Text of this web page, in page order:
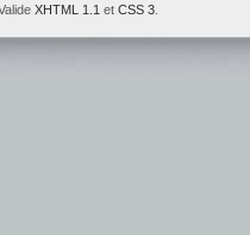
Valide XHTML 1.1 et CSS 3